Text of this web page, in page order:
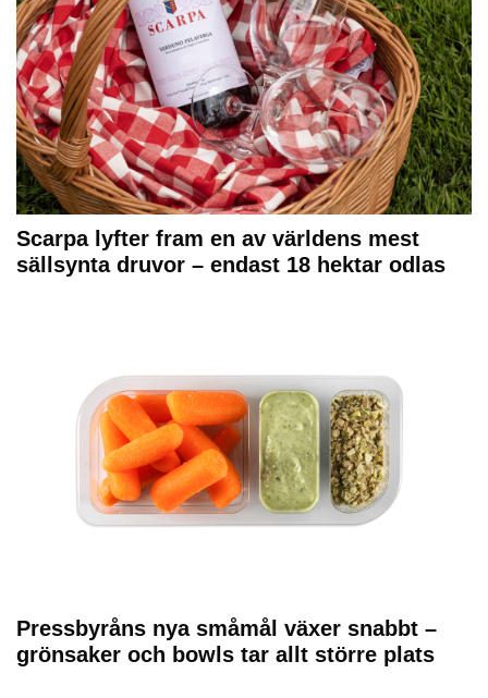
Scarpa lyfter fram en av världens mest
sällsynta druvor – endast 18 hektar odlas
Pressbyråns nya småmål växer snabbt –
grönsaker och bowls tar allt större plats